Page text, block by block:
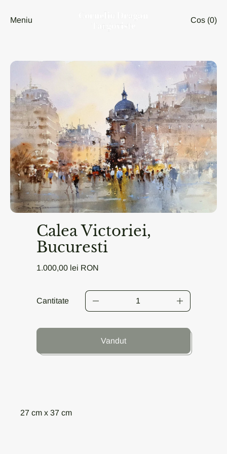
Meniu Cos (0)
Calea Victoriei,
Bucuresti
Pret obisnuit
1.000,00 lei RON
Cantitate
Vandut
27 cm x 37 cm